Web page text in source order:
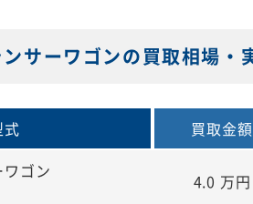
サーワゴンの買取相場・
式 買取金額
ワゴン
4.0 万円